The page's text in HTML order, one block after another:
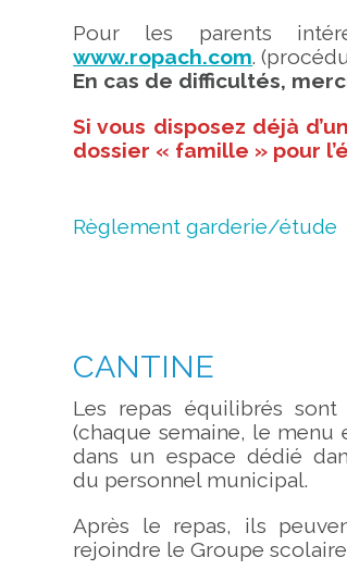
Pour les parents
www.ropach.com.
En cas de difficultés,
Si vous disposez déjà
dossier « famille » pour
Règlement garderie/étude
CANTINE
Les repas équilibrés
(chaque semaine, le menu
dans un espace dédié
du personnel municipal.
Après le repas, ils
rejoindre le Groupe